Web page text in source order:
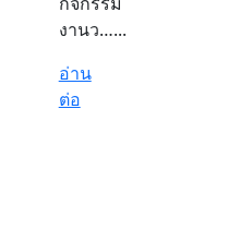
งานว…...
อ่าน
ต่อ